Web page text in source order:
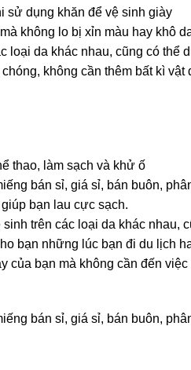
sử dụng khăn để vệ sinh giày
không lo bị xỉn màu hay khô
loại da khác nhau, cũng có thể
không cần thêm bất kì
thao, làm sạch và khử ố
bán sỉ, giá sỉ, bán buôn,
bạn lau cực sạch.
trên các loại da khác nhau,
bạn những lúc bạn đi du lịch
của bạn mà không cần đến việc
bán sỉ, giá sỉ, bán buôn,